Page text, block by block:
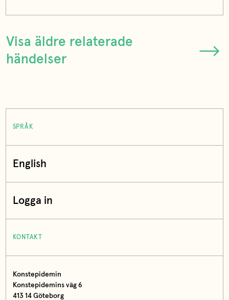
Visa äldre relaterade
händelser
SPRÅK
English
Logga in
KONTAKT
Konstepidemin
Konstepidemins väg 6
413 14 Göteborg